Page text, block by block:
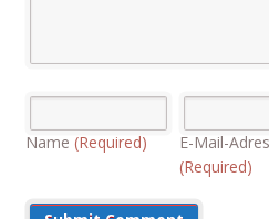
Name (Required)
E-Mail-
(Required)